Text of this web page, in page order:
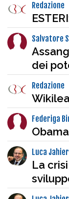
Redazione
Salvatore
dei
Redazione
Federiga
Luca Jahier
La